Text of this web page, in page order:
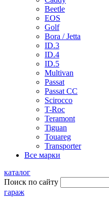
Beetle
EOS
Golf
Bora / Jetta
ID.3
ID.4
ID.5
Multivan
Passat
Passat CC
Scirocco
T-Roc
Teramont
Tiguan
Touareg
Transporter
Все марки
каталог
Поиск по сайту
гараж